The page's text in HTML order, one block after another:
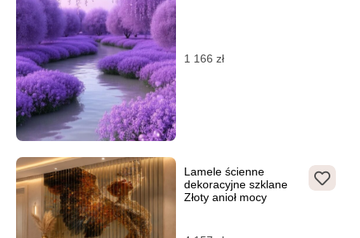
1 166 zł
Lamele ścienne
dekoracyjne szklane
Złoty anioł mocy